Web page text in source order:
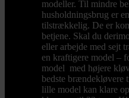
modeller. Til mindre
husholdningsbrug er
tilstrækkelig. De er
betjene. Skal du
eller arbejde med sejt
en kraftigere model –
model med højere
bedste brændekløvere
lille model kan klare